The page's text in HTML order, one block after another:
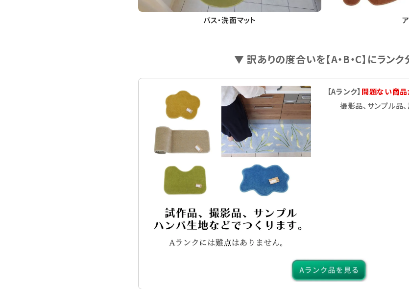
バス・洗面マット
▼ 訳ありの度合いを【A・B・C】にランク
【Aランク】 問題ない商品
撮影品、サンプル品
キーワード
検索する